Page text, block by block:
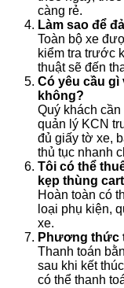
càng rẻ.
Làm sao để
Toàn bộ xe
kiểm tra trước
thuật sẽ đến
Có yêu cầu gì
không?
Quý khách
quản lý KCN
đủ giấy tờ xe,
thủ tục nhanh
Tôi có thể
kẹp thùng
Hoàn toàn có
loại phụ kiện,
xe.
Phương thức
Thanh toán
sau khi kết
có thể thanh